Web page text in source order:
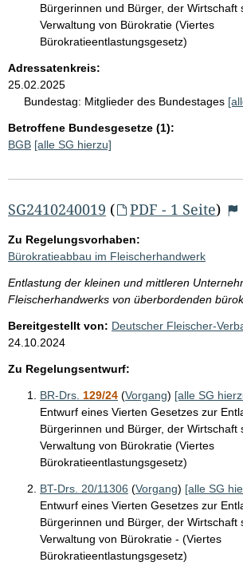
Bürgerinnen und Bürger, der Wirtschaft
Verwaltung von Bürokratie (Viertes
Bürokratieentlastungsgesetz)
Adressatenkreis:
25.02.2025
Bundestag: Mitglieder des Bundestages
Betroffene Bundesgesetze (1):
BGB [alle SG hierzu]
SG2410240019 ( PDF - 1 Seite)
Zu Regelungsvorhaben:
Bürokratieabbau im Fleischerhandwerk
Entlastung der kleinen und mittleren
Fleischerhandwerks von überbordenden
Bereitgestellt von: Deutscher Fleischer-
24.10.2024
Zu Regelungsentwurf:
BR-Drs. 129/24 (Vorgang) [alle SG
Entwurf eines Vierten Gesetzes zur
Bürgerinnen und Bürger, der Wirtschaft
Verwaltung von Bürokratie (Viertes
Bürokratieentlastungsgesetz)
BT-Drs. 20/11306 (Vorgang) [alle SG
Entwurf eines Vierten Gesetzes zur
Bürgerinnen und Bürger, der Wirtschaft
Verwaltung von Bürokratie - (Viertes
Bürokratieentlastungsgesetz)